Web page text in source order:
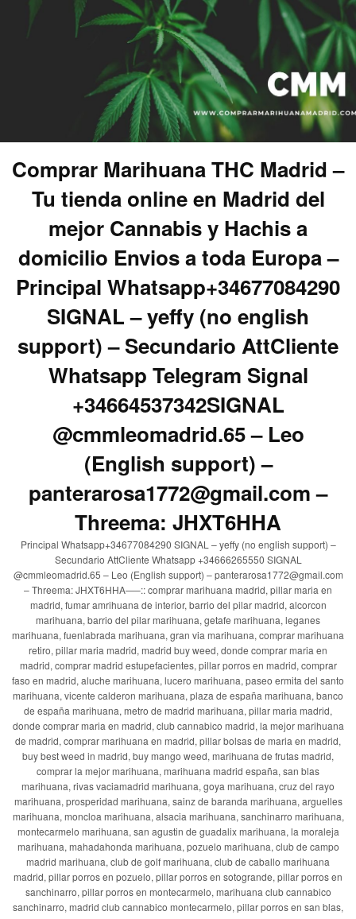
Comprar Marihuana THC Madrid –
Tu tienda online en Madrid del
mejor Cannabis y Hachis a
domicilio Envios a toda Europa –
Principal Whatsapp+34677084290
SIGNAL – yeffy (no english
support) – Secundario AttCliente
Whatsapp Telegram Signal
+34664537342SIGNAL
@cmmleomadrid.65 – Leo
(English support) –
panterarosa1772@gmail.com –
Threema: JHXT6HHA
Principal Whatsapp+34677084290 SIGNAL – yeffy (no english support) –
Secundario AttCliente Whatsapp +34666265550 SIGNAL
@cmmleomadrid.65 – Leo (English support) – panterarosa1772@gmail.com
– Threema: JHXT6HHA—–:: comprar marihuana madrid, pillar maria en
madrid, fumar amrihuana de interior, barrio del pilar madrid, alcorcon
marihuana, barrio del pilar marihuana, getafe marihuana, leganes
marihuana, fuenlabrada marihuana, gran via marihuana, comprar marihuana
retiro, pillar maria madrid, madrid buy weed, donde comprar maria en
madrid, comprar madrid estupefacientes, pillar porros en madrid, comprar
faso en madrid, aluche marihuana, lucero marihuana, paseo ermita del santo
marihuana, vicente calderon marihuana, plaza de españa marihuana, banco
de españa marihuana, metro de madrid marihuana, pillar maria madrid,
donde comprar maria en madrid, club cannabico madrid, la mejor marihuana
de madrid, comprar marihuana en madrid, pillar bolsas de maria en madrid,
buy best weed in madrid, buy mango weed, marihuana de frutas madrid,
comprar la mejor marihuana, marihuana madrid españa, san blas
marihuana, rivas vaciamadrid marihuana, goya marihuana, cruz del rayo
marihuana, prosperidad marihuana, sainz de baranda marihuana, arguelles
marihuana, moncloa marihuana, alsacia marihuana, sanchinarro marihuana,
montecarmelo marihuana, san agustin de guadalix marihuana, la moraleja
marihuana, mahadahonda marihuana, pozuelo marihuana, club de campo
madrid marihuana, club de golf marihuana, club de caballo marihuana
madrid, pillar porros en pozuelo, pillar porros en sotogrande, pillar porros en
sanchinarro, pillar porros en montecarmelo, marihuana club cannabico
sanchinarro, madrid club cannabico montecarmelo, pillar porros en san blas,